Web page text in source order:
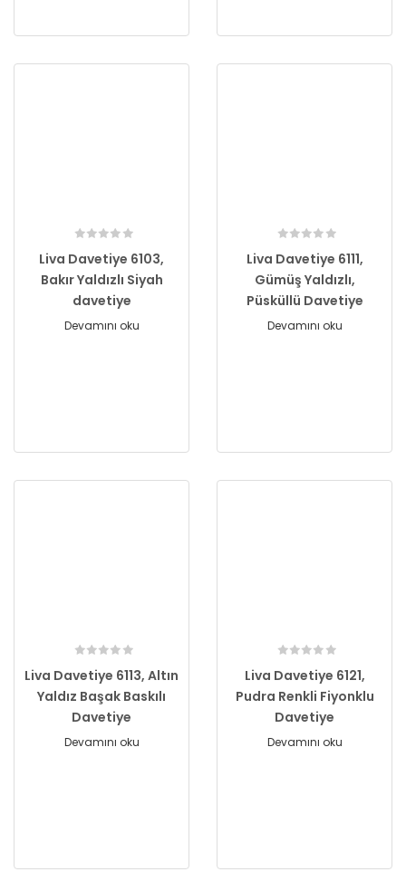
Liva Davetiye 6103,
Bakır Yaldızlı Siyah
davetiye
Devamını oku
Liva Davetiye 6111,
Gümüş Yaldızlı,
Püsküllü Davetiye
Devamını oku
Liva Davetiye 6113, Altın
Yaldız Başak Baskılı
Davetiye
Devamını oku
Liva Davetiye 6121,
Pudra Renkli Fiyonklu
Davetiye
Devamını oku